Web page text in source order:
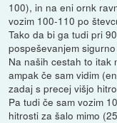
100), in na eni ornk
vozim 100-110 po
Tako da bi ga tudi pri
pospeševanjem
Na naših cestah to itak
ampak če sam vidim
zadaj s precej višjo
Pa tudi če sam vozim
hitrosti za šalo mimo